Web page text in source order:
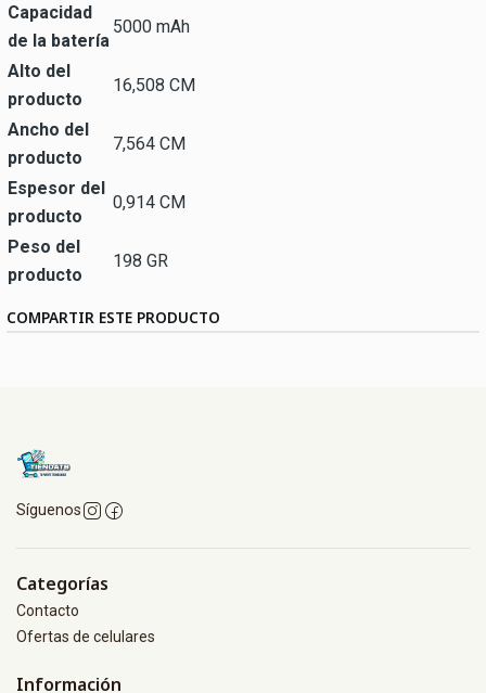
Capacidad
de la batería
5000 mAh
Alto del
producto
16,508 CM
Ancho del
producto
7,564 CM
Espesor del
producto
0,914 CM
Peso del
producto
198 GR
COMPARTIR ESTE PRODUCTO
Síguenos
Categorías
Contacto
Ofertas de celulares
Información